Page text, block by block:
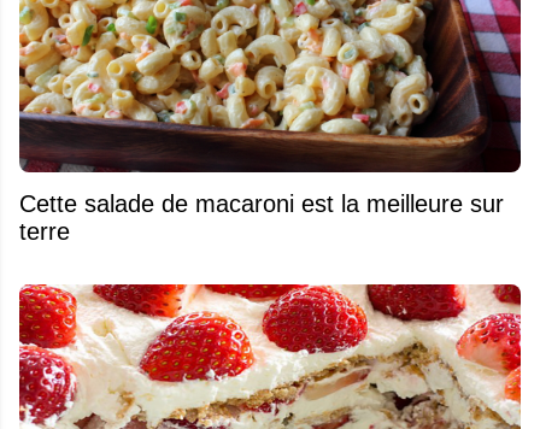
Cette salade de macaroni est la meilleure sur
terre